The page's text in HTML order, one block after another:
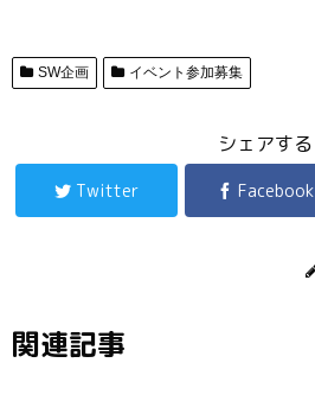
SW企画 イベント参加募集
シェアする
Twitter Facebook
関連記事